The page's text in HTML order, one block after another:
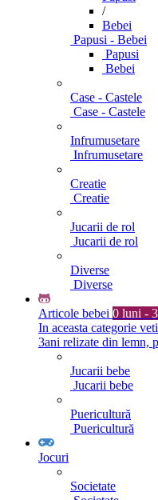
/
Bebei
Papusi - Bebei
Papusi
Bebei
Case - Castele
Case - Castele
Infrumusetare
Infrumusetare
Creatie
Creatie
Jucarii de rol
Jucarii de rol
Diverse
Diverse
Articole bebei 0 luni -
In aceasta categorie
3ani relizate din lemn,
Jucarii bebe
Jucarii bebe
Puericultură
Puericultură
Jocuri
Societate